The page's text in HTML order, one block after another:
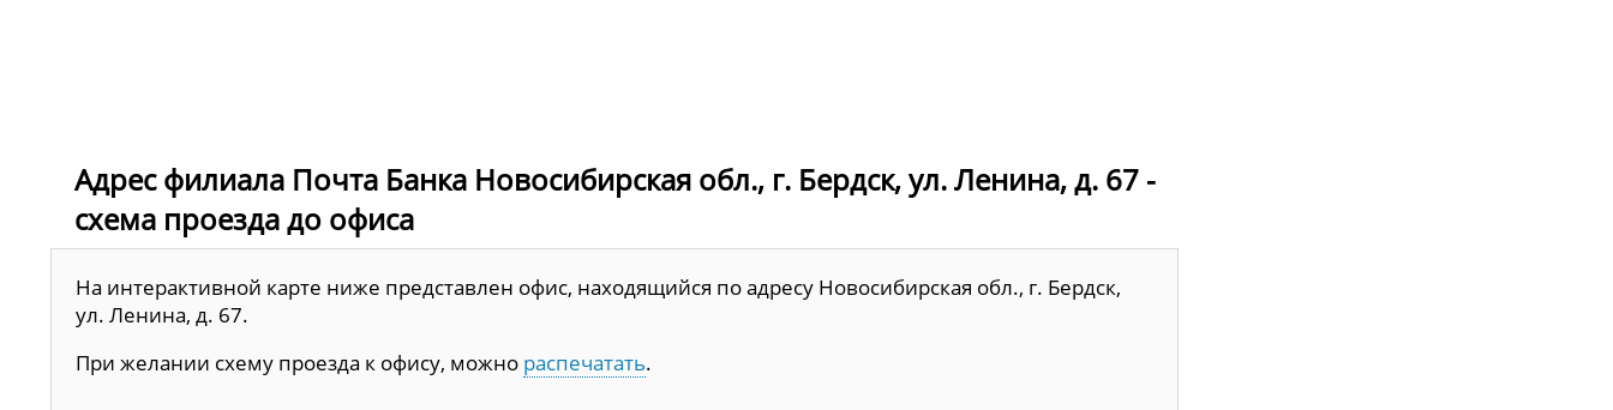
Адрес филиала Почта Банка Новосибирская обл., г. Бердск, ул. Ленина, д. 67 -
схема проезда до офиса
На интерактивной карте ниже представлен офис, находящийся по адресу Новосибирская обл., г. Бердск,
ул. Ленина, д. 67.
При желании схему проезда к офису, можно распечатать.